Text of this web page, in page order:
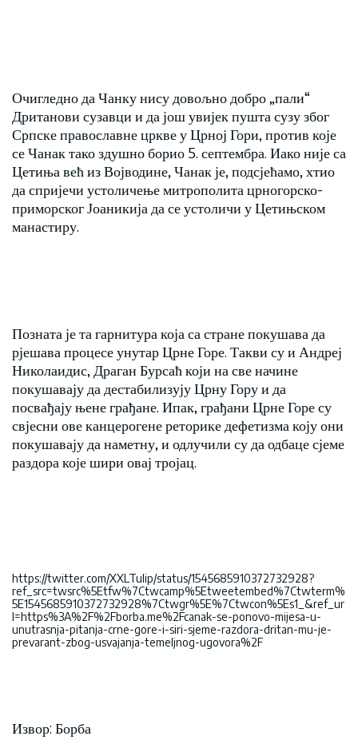
Очигледно да Чанку нису довољно добро „пали“
Дританови сузавци и да још увијек пушта сузу због
Српске православне цркве у Црној Гори, против које
се Чанак тако здушно борио 5. септембра. Иако није са
Цетиња већ из Војводине, Чанак је, подсјећамо, хтио
да спријечи устоличење митрополита црногорско-
приморског Јоаникија да се устоличи у Цетињском
манастиру.
Позната је та гарнитура која са стране покушава да
рјешава процесе унутар Црне Горе. Такви су и Андреј
Николаидис, Драган Бурсаћ који на све начине
покушавају да дестабилизују Црну Гору и да
посвађају њене грађане. Ипак, грађани Црне Горе су
свјесни ове канцерогене реторике дефетизма коју они
покушавају да наметну, и одлучили су да одбаце сјеме
раздора које шири овај тројац.
https://twitter.com/XXLTulip/status/1545685910372732928?
ref_src=twsrc%5Etfw%7Ctwcamp%5Etweetembed%7Ctwterm%
5E1545685910372732928%7Ctwgr%5E%7Ctwcon%5Es1_&ref_ur
l=https%3A%2F%2Fborba.me%2Fcanak-se-ponovo-mijesa-u-
unutrasnja-pitanja-crne-gore-i-siri-sjeme-razdora-dritan-mu-je-
prevarant-zbog-usvajanja-temeljnog-ugovora%2F
Извор: Борба